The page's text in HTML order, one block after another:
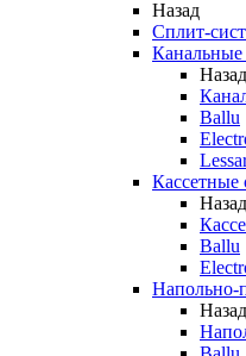
Назад
Сплит-
Канальные
Назад
Ballu
Кассетные
Назад
Ballu
Напольно-
Назад